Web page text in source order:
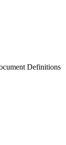
Definitions